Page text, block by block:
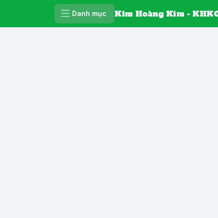
Danh mục Kim Hoàng Kim -